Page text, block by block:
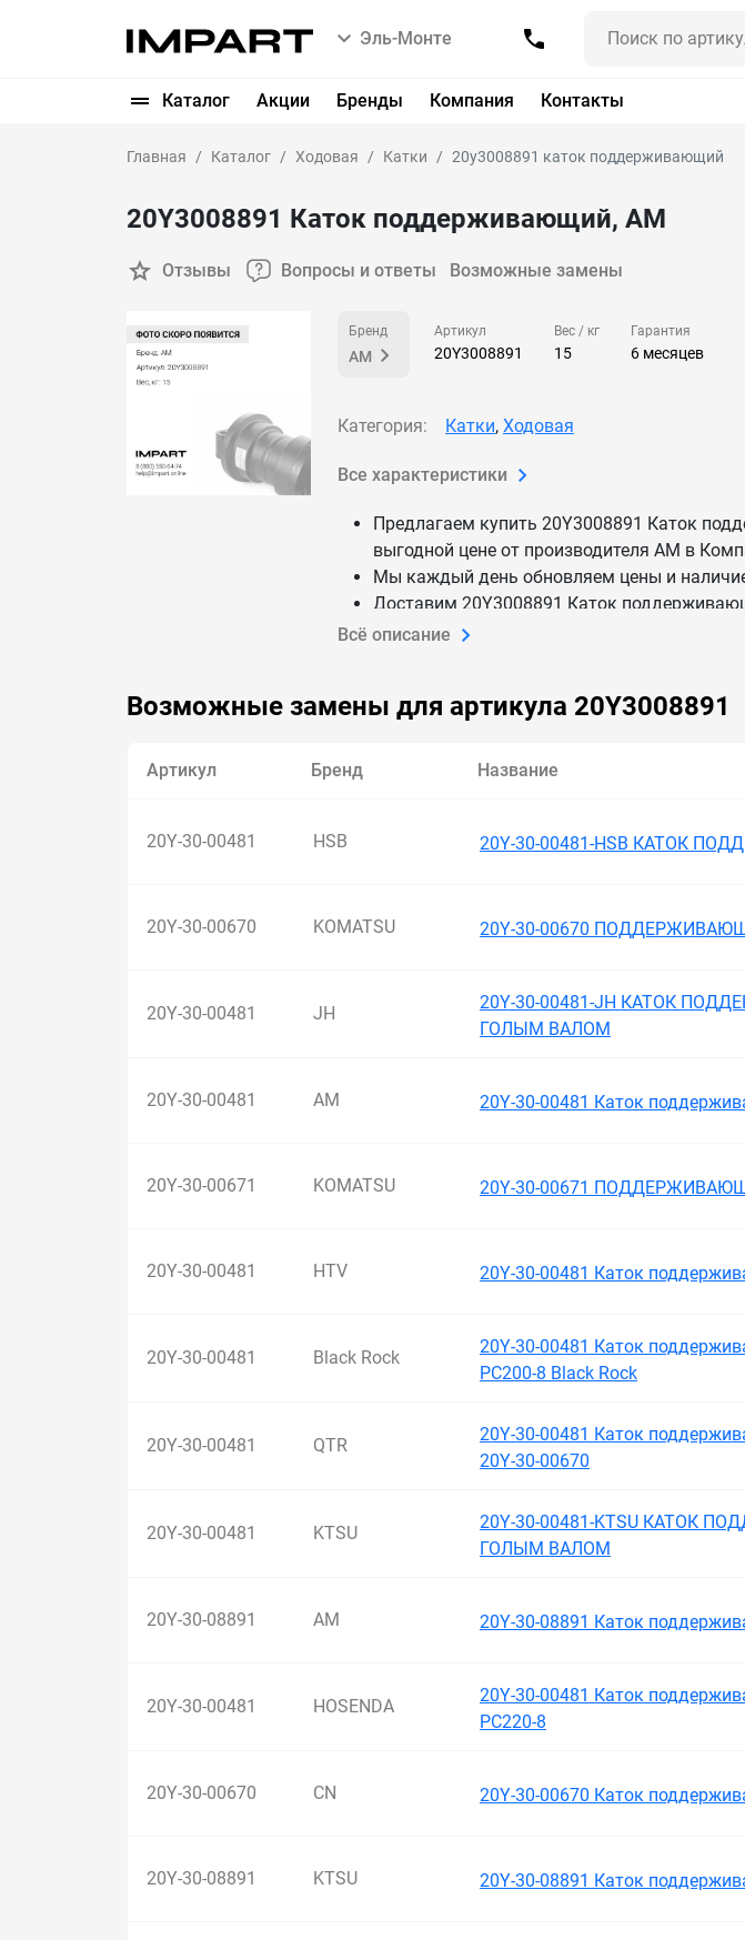
Эль-Монте
Каталог Акции Бренды Компания Контакты
Главная Каталог Ходовая Катки 20y3008891 каток поддерживающий
20Y3008891 Каток поддерживающий, AM
Отзывы Вопросы и ответы Возможные замены
Бренд
AM
Артикул
20Y3008891
Вес / кг
15
Гарантия
6 месяцев
Категория: Катки, Ходовая
Все характеристики
Предлагаем купить 20Y3008891 Каток
выгодной цене от производителя AM в
Мы каждый день обновляем цены и
Доставим 20Y3008891 Каток
Всё описание
Возможные замены для артикула 20Y3008891
Артикул Бренд Название
20Y-30-00481 HSB 20Y-30-00481-HSB КАТОК
20Y-30-00670 KOMATSU 20Y-30-00670
20Y-30-00481 JH
20Y-30-00481-JH КАТОК
ГОЛЫМ ВАЛОМ
20Y-30-00481 AM 20Y-30-00481 Каток
20Y-30-00671 KOMATSU 20Y-30-00671
20Y-30-00481 HTV 20Y-30-00481 Каток
20Y-30-00481 Black Rock
20Y-30-00481 Каток
PC200-8 Black Rock
20Y-30-00481 QTR
20Y-30-00481 Каток
20Y-30-00670
20Y-30-00481 KTSU
20Y-30-00481-KTSU КАТОК
ГОЛЫМ ВАЛОМ
20Y-30-08891 AM 20Y-30-08891 Каток
20Y-30-00481 HOSENDA
20Y-30-00481 Каток
PC220-8
20Y-30-00670 CN 20Y-30-00670 Каток
20Y-30-08891 KTSU 20Y-30-08891 Каток